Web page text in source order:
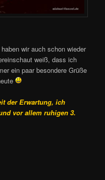
wir auch schon wieder
weiß, dass ich
ein paar besondere Grüße
der Erwartung, ich
vor allem ruhigen 3.